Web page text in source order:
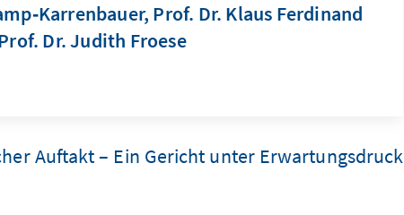
Prof. Dr. Klaus Ferdinand
Dr. Judith Froese
Auftakt – Ein Gericht unter Erwartungsdruck